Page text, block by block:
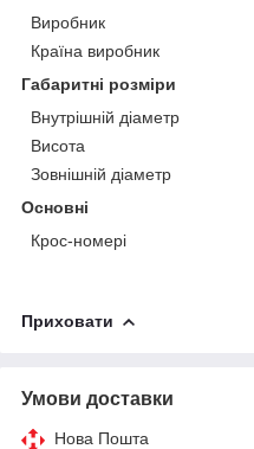
Виробник
Країна виробник
Габаритні розміри
Внутрішній діаметр
Висота
Зовнішній діаметр
Основні
Крос-номері
Приховати
Умови доставки
Нова Пошта